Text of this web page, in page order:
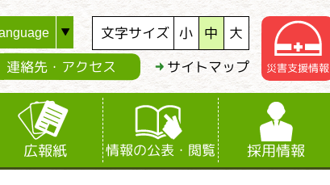
広報紙 情報の公表・閲覧 採用情報
連絡先・アクセス サイトマップ 災害支援情報
文字サイズ 小 中 大